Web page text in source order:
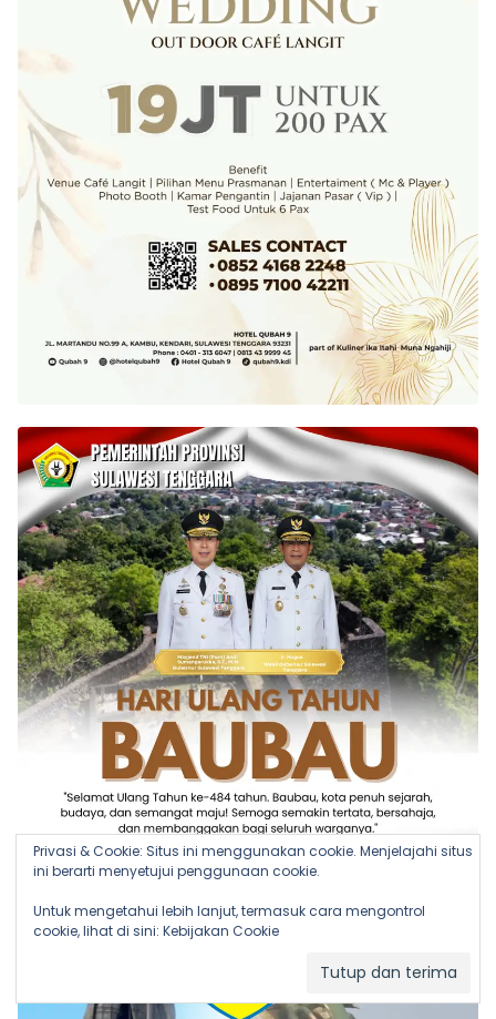
Privasi & Cookie: Situs ini menggunakan cookie. Menjelajahi situs
ini berarti menyetujui penggunaan cookie.
Untuk mengetahui lebih lanjut, termasuk cara mengontrol
cookie, lihat di sini: Kebijakan Cookie